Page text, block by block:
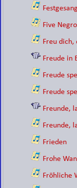
Festgesang
Five
Freu dich,
Freude in
Freude
Freude
Freunde,
Freunde,
Frieden
Frohe
Fröhliche